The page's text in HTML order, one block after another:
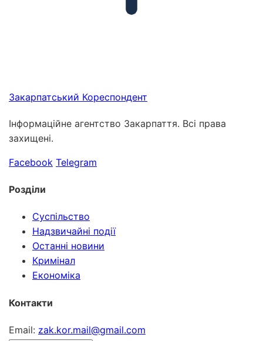
Закарпатський Кореспондент
Інформаційне агентство Закарпаття. Всі права
захищені.
Facebook Telegram
Розділи
Суспільство
Надзвичайні події
Останні новини
Кримінал
Економіка
Контакти
Email: zak.kor.mail@gmail.com